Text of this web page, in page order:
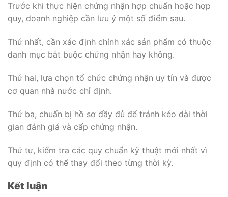
Trước khi thực hiện chứng nhận hợp chuẩn hoặc hợp
quy, doanh nghiệp cần lưu ý một số điểm sau.
Thứ nhất, cần xác định chính xác sản phẩm có thuộc
danh mục bắt buộc chứng nhận hay không.
Thứ hai, lựa chọn tổ chức chứng nhận uy tín và được
cơ quan nhà nước chỉ định.
Thứ ba, chuẩn bị hồ sơ đầy đủ để tránh kéo dài thời
gian đánh giá và cấp chứng nhận.
Thứ tư, kiểm tra các quy chuẩn kỹ thuật mới nhất vì
quy định có thể thay đổi theo từng thời kỳ.
Kết luận